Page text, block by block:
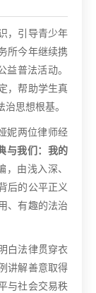
，引导青少年
所今年继续携
益普法活动。
，帮助学生真
思想根基。
妮两位律师经
与我们：我的
，由浅入深、
后的公平正义
、有趣的法治
白法律贯穿衣
讲解善意取得
与社会交易秩